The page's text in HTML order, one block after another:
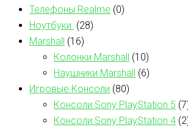
Телефоны Realme (0)
Ноутбуки (28)
Marshall (16)
Колонки Marshall (10)
Наушники Marshall (6)
Игровые Консоли (80)
Консоли Sony PlayStation 5
Консоли Sony PlayStation 4